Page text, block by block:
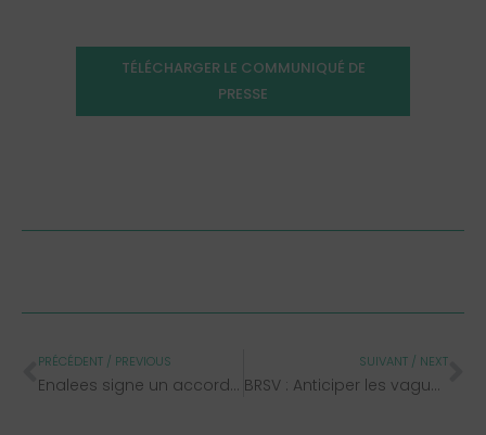
TÉLÉCHARGER LE COMMUNIQUÉ DE
PRESSE
PRÉCÉDENT / PREVIOUS
Enalees signe un accord de distribution stratégique avec Unisensor et enrichit sa gamme Rhéa® dédiée à la santé bovine
SUIVANT / NEXT
BRSV : Anticiper les vagues hivernales